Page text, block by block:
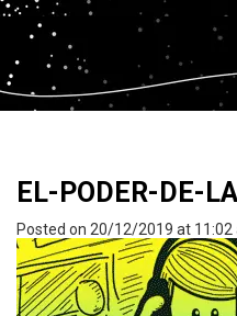
EL-PODER-DE-
Posted on 20/12/2019 at 11:02